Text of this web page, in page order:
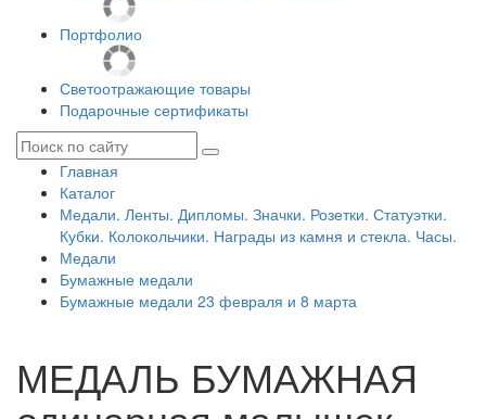
Портфолио
Светоотражающие товары
Подарочные сертификаты
Главная
Каталог
Медали. Ленты. Дипломы. Значки. Розетки. Статуэтки.
Кубки. Колокольчики. Награды из камня и стекла. Часы.
Медали
Бумажные медали
Бумажные медали 23 февраля и 8 марта
МЕДАЛЬ БУМАЖНАЯ